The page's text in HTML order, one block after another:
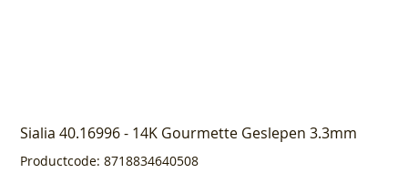
Sialia 40.16996 - 14K Gourmette Geslepen 3.3mm
Productcode: Productcode
8718834640508
8718834640508